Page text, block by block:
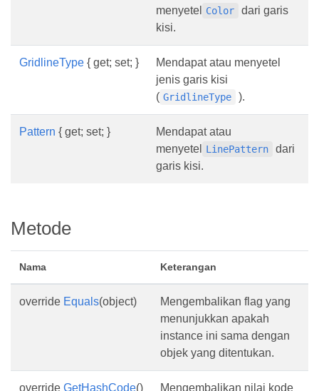
menyetel
Color
dari garis
kisi.
GridlineType { get; set; }
Mendapat atau menyetel
jenis garis kisi
( GridlineType ).
Pattern { get; set; }
Mendapat atau
menyetel
LinePattern
dari
garis kisi.
Metode
Nama Keterangan
override Equals(object)
Mengembalikan flag yang
menunjukkan apakah
instance ini sama dengan
objek yang ditentukan.
override GetHashCode() Mengembalikan nilai kode